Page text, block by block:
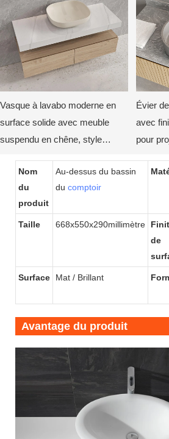
Vasque à lavabo moderne en
surface solide avec meuble
suspendu en chêne, style
Évier
avec
pour
Nom
du
produit
Au-dessus du bassin
du comptoir
Taille 668x550x290millimètre
de
Surface Mat / Brillant
Avantage du produit